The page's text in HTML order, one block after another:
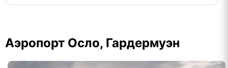
Аэропорт Осло, Гардермуэн